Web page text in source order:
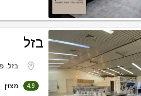
בזל
בזל,
4.9 מצוין